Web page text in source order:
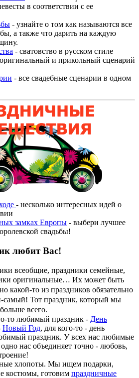
в соответствии с ее
- узнайте о том как называются все
а также что дарить на каждую
- сватовство в русском стиле
и прикольный сценарий
- все свадебные сценарии в одном
- несколько интересных идей о
замках Европы - выбери лучшее
свадьбы!
любит Вас!
всеобщие, праздники семейные,
оригинальные… Их может быть
какой-то из праздников обязательно
самый! Тот праздник, который мы
всего.
то любимый праздник - День
Новый Год, для кого-то - день
праздник. У всех нас любимые
нас объединяет точно - любовь,
хлопоты. Мы ищем подарки,
костюмы, готовим праздничные